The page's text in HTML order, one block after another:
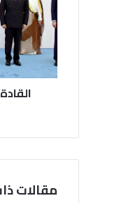
مقالات